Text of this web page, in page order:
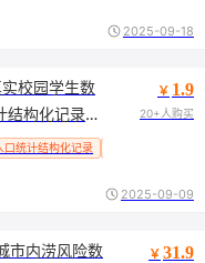
2025-09-18
校园学生数
结构化记录，
析 / 数据清
ML建模
口统计结构化记录
￥ 1.9
20+人购买
2025-09-09
市内涝风险数
￥ 31.9